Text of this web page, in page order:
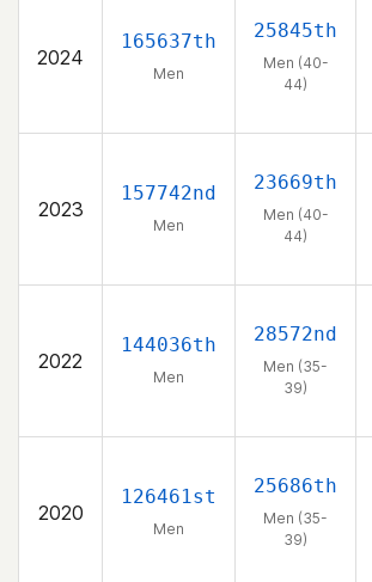
2024
165637th
Men
25845th
Men (40-
44)
2023
157742nd
Men
23669th
Men (40-
44)
2022
144036th
Men
28572nd
Men (35-
39)
2020
126461st
Men
25686th
Men (35-
39)